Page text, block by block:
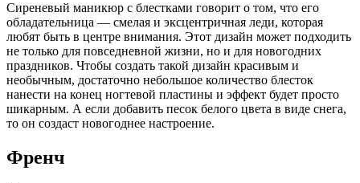
Сиреневый маникюр с блестками говорит о том, что его
обладательница — смелая и эксцентричная леди, которая
любят быть в центре внимания. Этот дизайн может подходить
не только для повседневной жизни, но и для новогодних
праздников. Чтобы создать такой дизайн красивым и
необычным, достаточно небольшое количество блесток
нанести на конец ногтевой пластины и эффект будет просто
шикарным. А если добавить песок белого цвета в виде снега,
то он создаст новогоднее настроение.
Френч